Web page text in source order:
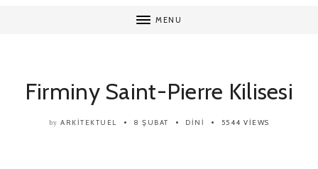
MENU
Firminy Saint-Pierre Kilisesi
by ARKITEKTUEL 8 ŞUBAT DINI 5544 VIEWS